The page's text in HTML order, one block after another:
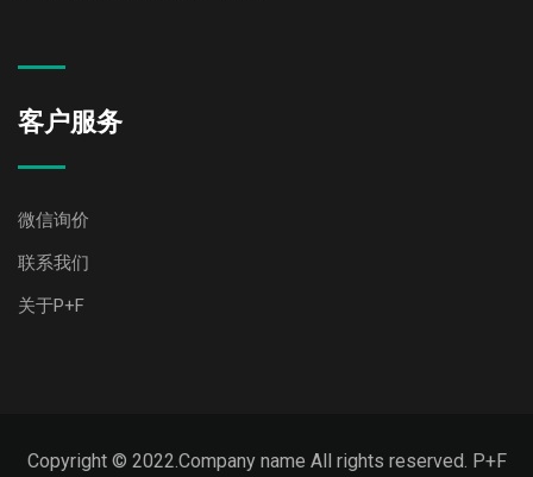
客户服务
微信询价
联系我们
关于P+F
Copyright © 2022.Company name All rights reserved. P+F